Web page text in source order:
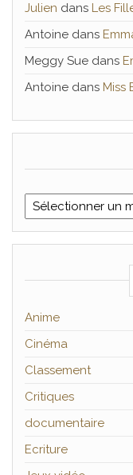
Julien dans Les
Antoine dans
Meggy Sue dans
Antoine dans Miss
Archives
Anime
Cinéma
Classement
Critiques
documentaire
Ecriture